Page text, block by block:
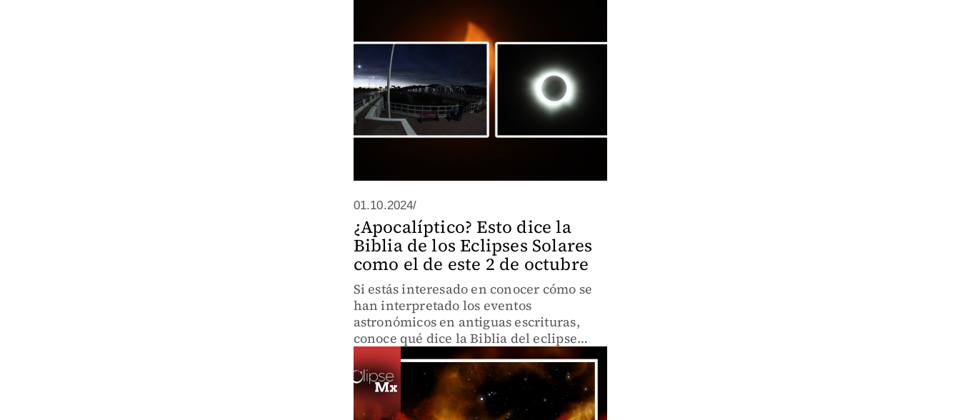
01.10.2024/
¿Apocalíptico? Esto dice la
Biblia de los Eclipses Solares
como el de este 2 de octubre
Si estás interesado en conocer cómo se
han interpretado los eventos
astronómicos en antiguas escrituras,
conoce qué dice la Biblia del eclipse
solar.